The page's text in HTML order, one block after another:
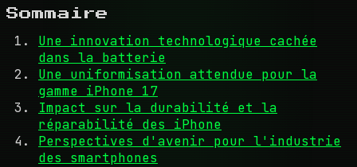
Sommaire
Une innovation technologique cachée
dans la batterie
Une uniformisation attendue pour la
gamme iPhone 17
Impact sur la durabilité et la
réparabilité des iPhone
Perspectives d'avenir pour l'industrie
des smartphones